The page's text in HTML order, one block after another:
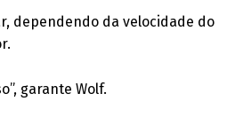
dependendo da velocidade do
garante Wolf.